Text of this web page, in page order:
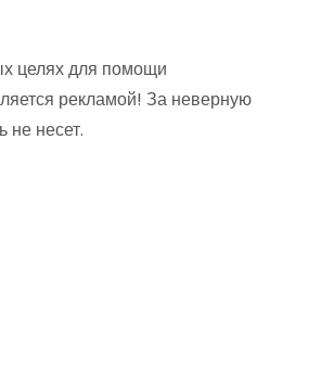
целях для помощи
рекламой! За неверную
несет.